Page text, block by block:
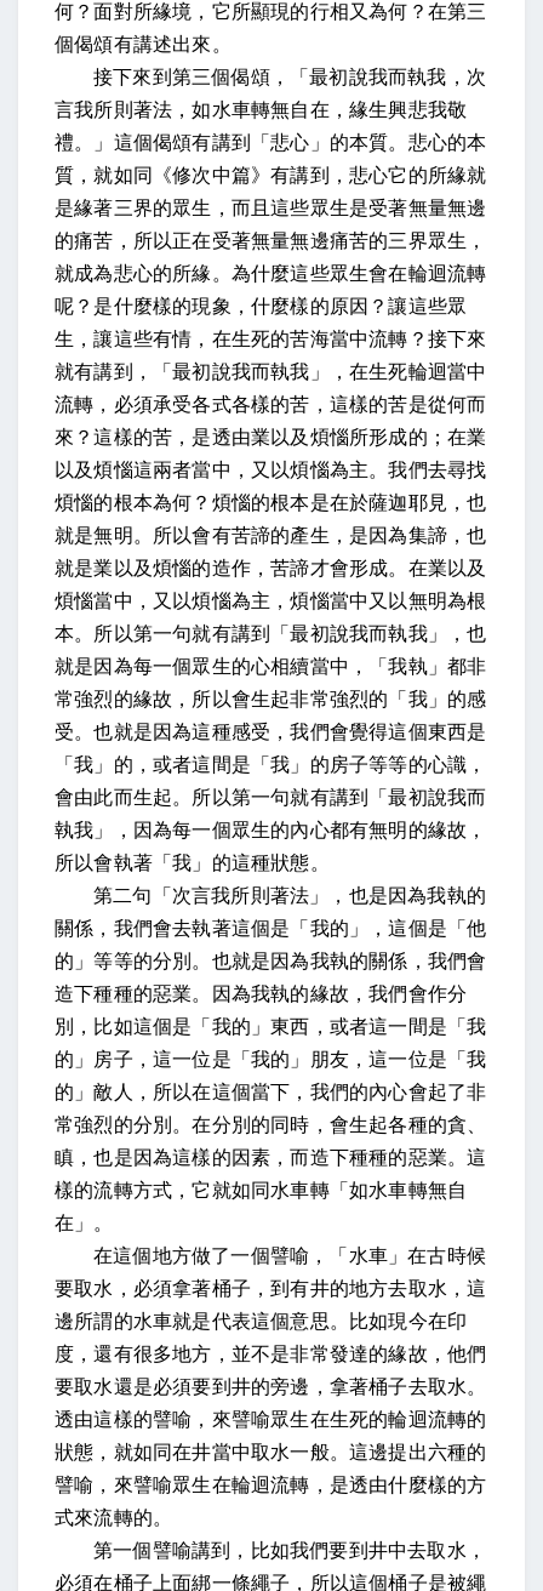
何？面對所緣境，它所顯現的行相又為何？在第三
個偈頌有講述出來。
接下來到第三個偈頌，「最初說我而執我，次
言我所則著法，如水車轉無自在，緣生興悲我敬
禮。」這個偈頌有講到「悲心」的本質。悲心的本
質，就如同《修次中篇》有講到，悲心它的所緣就
是緣著三界的眾生，而且這些眾生是受著無量無邊
的痛苦，所以正在受著無量無邊痛苦的三界眾生，
就成為悲心的所緣。為什麼這些眾生會在輪迴流轉
呢？是什麼樣的現象，什麼樣的原因？讓這些眾
生，讓這些有情，在生死的苦海當中流轉？接下來
就有講到，「最初說我而執我」，在生死輪迴當中
流轉，必須承受各式各樣的苦，這樣的苦是從何而
來？這樣的苦，是透由業以及煩惱所形成的；在業
以及煩惱這兩者當中，又以煩惱為主。我們去尋找
煩惱的根本為何？煩惱的根本是在於薩迦耶見，也
就是無明。所以會有苦諦的產生，是因為集諦，也
就是業以及煩惱的造作，苦諦才會形成。在業以及
煩惱當中，又以煩惱為主，煩惱當中又以無明為根
本。所以第一句就有講到「最初說我而執我」，也
就是因為每一個眾生的心相續當中，「我執」都非
常強烈的緣故，所以會生起非常強烈的「我」的感
受。也就是因為這種感受，我們會覺得這個東西是
「我」的，或者這間是「我」的房子等等的心識，
會由此而生起。所以第一句就有講到「最初說我而
執我」，因為每一個眾生的內心都有無明的緣故，
所以會執著「我」的這種狀態。
第二句「次言我所則著法」，也是因為我執的
關係，我們會去執著這個是「我的」，這個是「他
的」等等的分別。也就是因為我執的關係，我們會
造下種種的惡業。因為我執的緣故，我們會作分
別，比如這個是「我的」東西，或者這一間是「我
的」房子，這一位是「我的」朋友，這一位是「我
的」敵人，所以在這個當下，我們的內心會起了非
常強烈的分別。在分別的同時，會生起各種的貪、
瞋，也是因為這樣的因素，而造下種種的惡業。這
樣的流轉方式，它就如同水車轉「如水車轉無自
在」。
在這個地方做了一個譬喻，「水車」在古時候
要取水，必須拿著桶子，到有井的地方去取水，這
邊所謂的水車就是代表這個意思。比如現今在印
度，還有很多地方，並不是非常發達的緣故，他們
要取水還是必須要到井的旁邊，拿著桶子去取水。
透由這樣的譬喻，來譬喻眾生在生死的輪迴流轉的
狀態，就如同在井當中取水一般。這邊提出六種的
譬喻，來譬喻眾生在輪迴流轉，是透由什麼樣的方
式來流轉的。
第一個譬喻講到，比如我們要到井中去取水，
必須在桶子上面綁一條繩子，所以這個桶子是被繩